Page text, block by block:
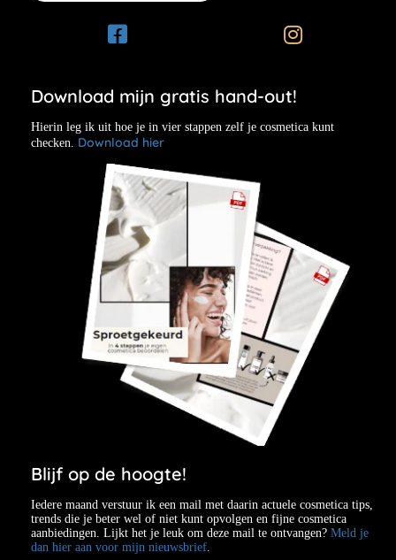
Download mijn gratis hand-out!
Hierin leg ik uit hoe je in vier stappen zelf je cosmetica kunt
checken. Download hier
Blijf op de hoogte!
Iedere maand verstuur ik een mail met daarin actuele cosmetica tips,
trends die je beter wel of niet kunt opvolgen en fijne cosmetica
aanbiedingen. Lijkt het je leuk om deze mail te ontvangen? Meld je
dan hier aan voor mijn nieuwsbrief